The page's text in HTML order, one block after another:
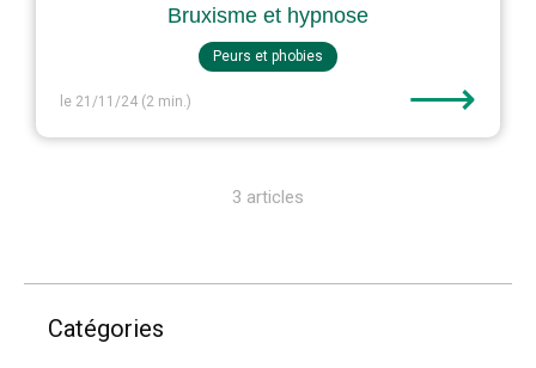
Bruxisme et hypnose
Peurs et phobies
le 21/11/24 (2 min.) ⟶
3 articles
Catégories